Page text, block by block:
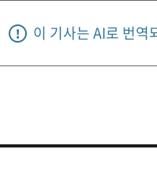
이 기사는 AI로 번역